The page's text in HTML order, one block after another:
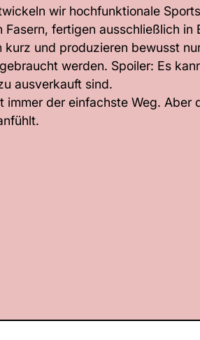
wir hochfunktionale
Fasern, fertigen ausschließlich in
kurz und produzieren bewusst
werden. Spoiler: Es
ausverkauft sind.
immer der einfachste Weg. Aber